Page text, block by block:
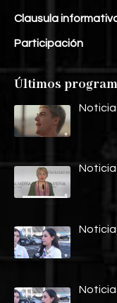
Clausula
Participación
Últimos